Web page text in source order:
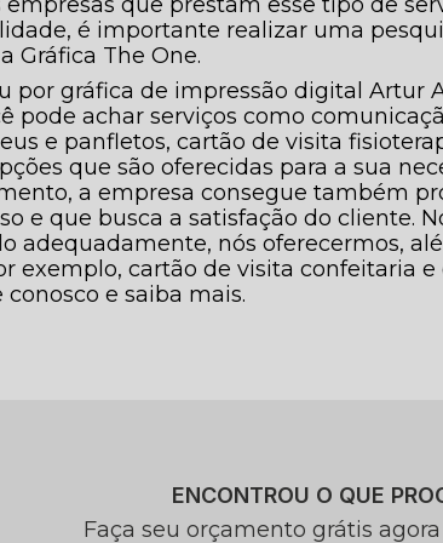
é importante realizar uma
Gráfica The One.
por gráfica de impressão digital Artur
pode achar serviços como
e panfletos, cartão de visita
que são oferecidas para a sua
a empresa consegue também
e que busca a satisfação do cliente.
adequadamente, nós oferecermos,
exemplo, cartão de visita confeitaria
conosco e saiba mais.
ENCONTROU O QUE
Faça seu orçamento grátis